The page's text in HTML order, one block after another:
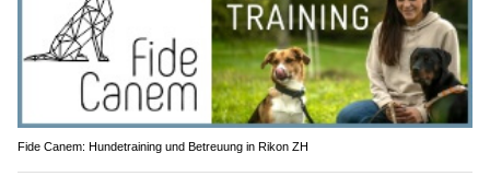
Fide Canem: Hundetraining und Betreuung in Rikon ZH